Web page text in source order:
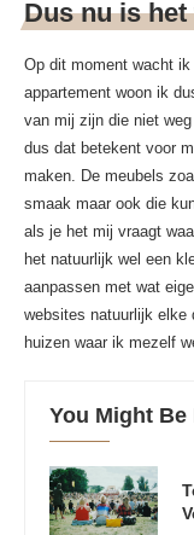
Dus nu is het
Op dit moment wacht
appartement woon ik
van mij zijn die niet
dus dat betekent voor
maken. De meubels
smaak maar ook die
als je het mij vraagt
het natuurlijk wel een
aanpassen met wat
websites natuurlijk elke
huizen waar ik mezelf
You Might Be